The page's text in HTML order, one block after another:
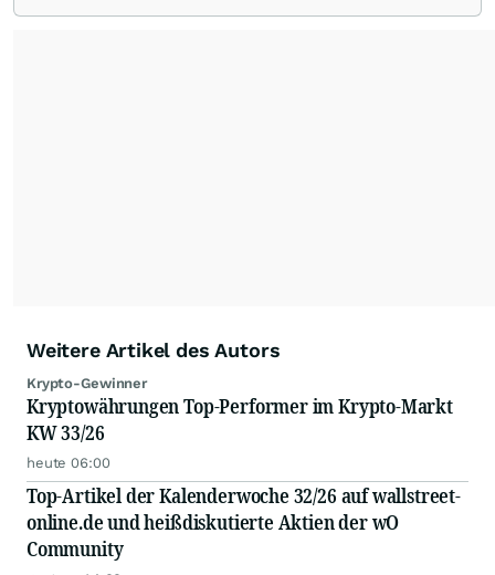
Weitere Artikel des Autors
Krypto-Gewinner
Kryptowährungen Top-Performer im Krypto-Markt
KW 33/26
heute 06:00
Top-Artikel der Kalenderwoche 32/26 auf wallstreet-
online.de und heißdiskutierte Aktien der wO
Community